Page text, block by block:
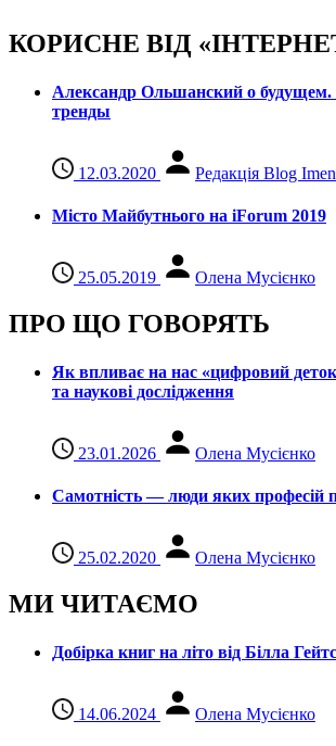
КОРИСНЕ ВІД
Александр Ольшанский о
тренды
12.03.2020 Редакція Blog
Місто Майбутнього на iForum 2019
25.05.2019 Олена Мусієнко
ПРО ЩО ГОВОРЯТЬ
Як впливає на нас «цифровий
та наукові дослідження
23.01.2026 Олена Мусієнко
Самотність — люди яких професій
25.02.2020 Олена Мусієнко
МИ ЧИТАЄМО
Добірка книг на літо від Білла
14.06.2024 Олена Мусієнко